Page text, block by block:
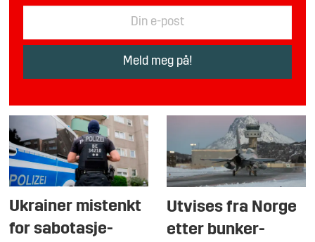
Ukrainer mistenkt
for sabotasje-
Utvises fra Norge
etter bunker-